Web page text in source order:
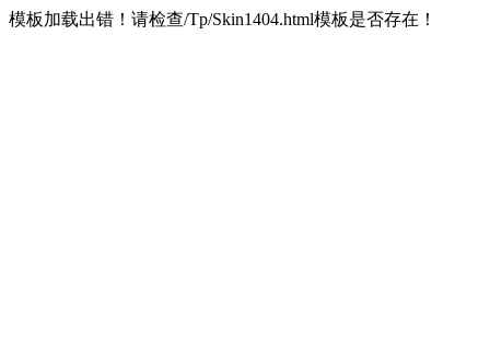
模板加载出错！请检查/Tp/Skin1404.html模板是否存在！